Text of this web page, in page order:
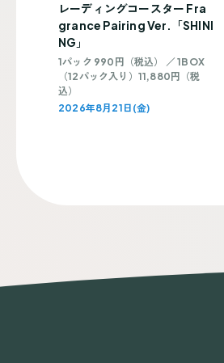
レーディングコースター Fra
grance Pairing Ver.「SHINI
NG」
1パック 990円（税込） ／ 1BOX
（12パック入り）11,880円（税
込）
2026年8月21日(金)